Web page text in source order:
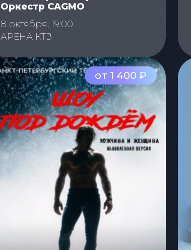
Оркестр CAGMO
8 октября, 19:00
АРЕНА КТЗ
от 1 400 ₽